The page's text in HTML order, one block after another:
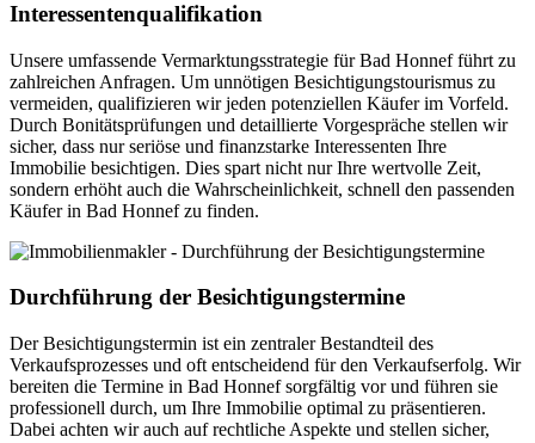
Interessentenqualifikation
Unsere umfassende Vermarktungsstrategie für Bad Honnef führt zu
zahlreichen Anfragen. Um unnötigen Besichtigungstourismus zu
vermeiden, qualifizieren wir jeden potenziellen Käufer im Vorfeld.
Durch Bonitätsprüfungen und detaillierte Vorgespräche stellen wir
sicher, dass nur seriöse und finanzstarke Interessenten Ihre
Immobilie besichtigen. Dies spart nicht nur Ihre wertvolle Zeit,
sondern erhöht auch die Wahrscheinlichkeit, schnell den passenden
Käufer in Bad Honnef zu finden.
Durchführung der Besichtigungstermine
Der Besichtigungstermin ist ein zentraler Bestandteil des
Verkaufsprozesses und oft entscheidend für den Verkaufserfolg. Wir
bereiten die Termine in Bad Honnef sorgfältig vor und führen sie
professionell durch, um Ihre Immobilie optimal zu präsentieren.
Dabei achten wir auch auf rechtliche Aspekte und stellen sicher,